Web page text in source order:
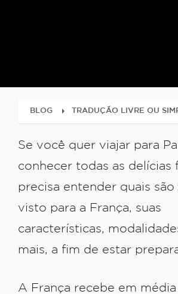
BLOG TRADUÇÃO LIVRE OU
Se você quer viajar para
conhecer todas as delícias
precisa entender quais
visto para a França, suas
características,
mais, a fim de estar
A França recebe em